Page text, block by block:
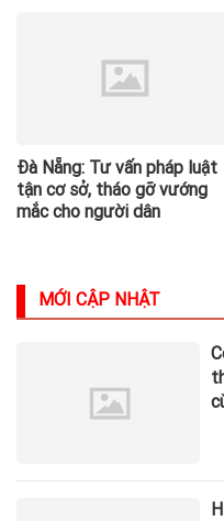
Đà Nẵng: Tư vấn pháp luật
tận cơ sở, tháo gỡ vướng
mắc cho người dân
MỚI CẬP NHẬT